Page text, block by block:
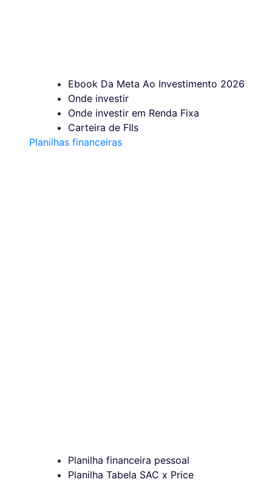
Ebook Da Meta Ao Investimento 2026
Onde investir
Onde investir em Renda Fixa
Carteira de FIIs
Planilhas financeiras
Planilha financeira pessoal
Planilha Tabela SAC x Price